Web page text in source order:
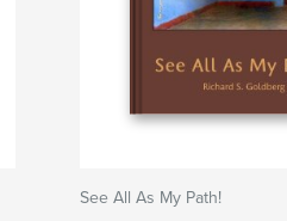
See All As My Path!